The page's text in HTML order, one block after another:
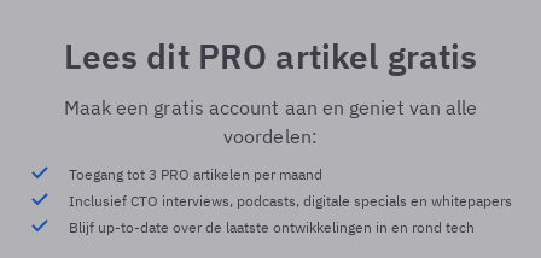
Lees dit PRO artikel gratis
Maak een gratis account aan en geniet van alle
voordelen:
Toegang tot 3 PRO artikelen per maand
Inclusief CTO interviews, podcasts, digitale specials en whitepapers
Blijf up-to-date over de laatste ontwikkelingen in en rond tech